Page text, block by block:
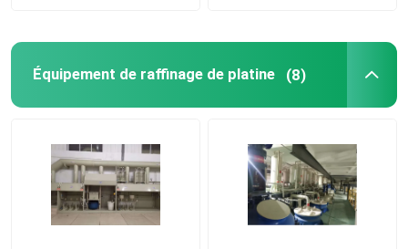
Équipement de traitement de gaz résiduel
Four à induction argenté
Équipement de raffinage de platine (8)